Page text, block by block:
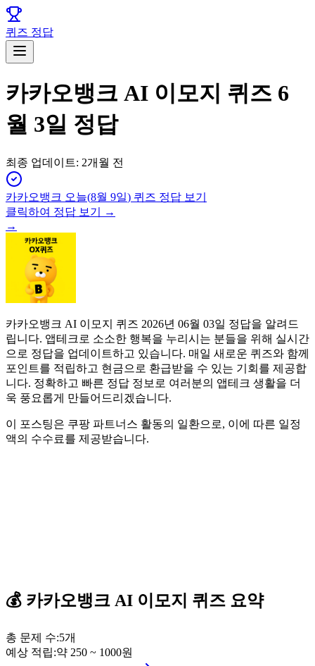
퀴즈 정답
카카오뱅크 AI 이모지 퀴즈 6
월 3일 정답
최종 업데이트: 2개월 전
카카오뱅크 오늘(8월 9일) 퀴즈 정답 보기
클릭하여 정답 보기 →
→
카카오뱅크 AI 이모지 퀴즈 2026년 06월 03일 정답을 알려드
립니다. 앱테크로 소소한 행복을 누리시는 분들을 위해 실시간
으로 정답을 업데이트하고 있습니다. 매일 새로운 퀴즈와 함께
포인트를 적립하고 현금으로 환급받을 수 있는 기회를 제공합
니다. 정확하고 빠른 정답 정보로 여러분의 앱테크 생활을 더
욱 풍요롭게 만들어드리겠습니다.
이 포스팅은 쿠팡 파트너스 활동의 일환으로, 이에 따른 일정
액의 수수료를 제공받습니다.
💰 카카오뱅크 AI 이모지 퀴즈 요약
총 문제 수:5개
예상 적립:약 250 ~ 1000원